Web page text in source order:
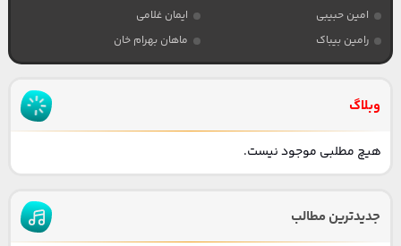
امین حبیبی
ایمان غلامی
رامین بیباک
ماهان بهرام خان
وبلاگ
هیچ مطلبی موجود نیست.
جدیدترین مطالب